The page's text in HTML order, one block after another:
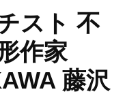
スト 不
作家
藤沢